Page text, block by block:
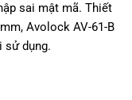
sai mật mã. Thiết
Avolock AV-61-B
sử dụng.